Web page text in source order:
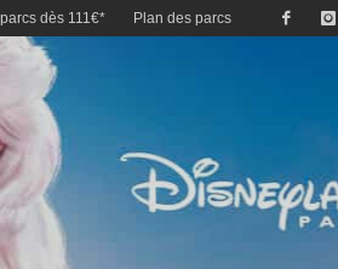
dès 111€* Plan des parcs